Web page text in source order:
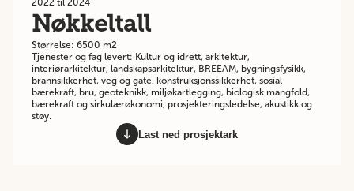
2022 til 2024
Nøkkeltall
Størrelse: 6500 m2
Tjenester og fag levert: Kultur og idrett, arkitektur,
interiørarkitektur, landskapsarkitektur, BREEAM, bygningsfysikk,
brannsikkerhet, veg og gate, konstruksjonssikkerhet, sosial
bærekraft, bru, geoteknikk, miljøkartlegging, biologisk mangfold,
bærekraft og sirkulærøkonomi, prosjekteringsledelse, akustikk og
støy.
Last ned prosjektark